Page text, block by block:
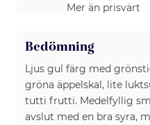
Mer än prisvärt
Bedömning
Ljus gul färg med
gröna äppelskal, lite
tutti frutti. Medelfyllig
avslut med en bra syra,